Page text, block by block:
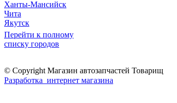
Ханты-Мансийск
Чита
Якутск
Перейти к полному
списку городов
© Copyright Магазин автозапчастей Товарищ
Разработка интернет магазина